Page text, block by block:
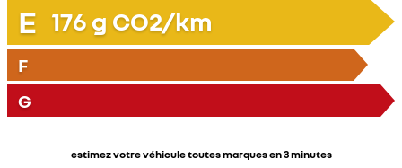
E 176 g CO2/km
F
G
estimez votre véhicule toutes marques en 3 minutes